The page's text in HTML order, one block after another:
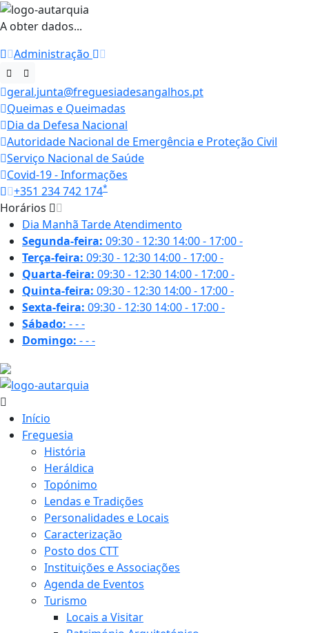
A obter dados...
Administração
geral.junta@freguesiadesangalhos.pt
Queimas e Queimadas
Dia da Defesa Nacional
Autoridade Nacional de Emergência e Proteção Civil
Serviço Nacional de Saúde
Covid-19 - Informações
+351 234 742 174*
Horários
Dia Manhã TardeAtendimento
Segunda-feira: 09:30 - 12:30 14:00 - 17:00-
Terça-feira: 09:30 - 12:30 14:00 - 17:00-
Quarta-feira: 09:30 - 12:30 14:00 - 17:00-
Quinta-feira: 09:30 - 12:30 14:00 - 17:00-
Sexta-feira: 09:30 - 12:30 14:00 - 17:00-
Sábado: ---
Domingo: ---
Início
Freguesia
História
Heráldica
Topónimo
Lendas e Tradições
Personalidades e Locais
Caracterização
Posto dos CTT
Instituições e Associações
Agenda de Eventos
Turismo
Locais a Visitar